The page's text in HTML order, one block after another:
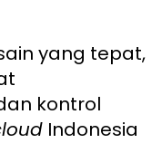
yang tepat,
kontrol
Indonesia